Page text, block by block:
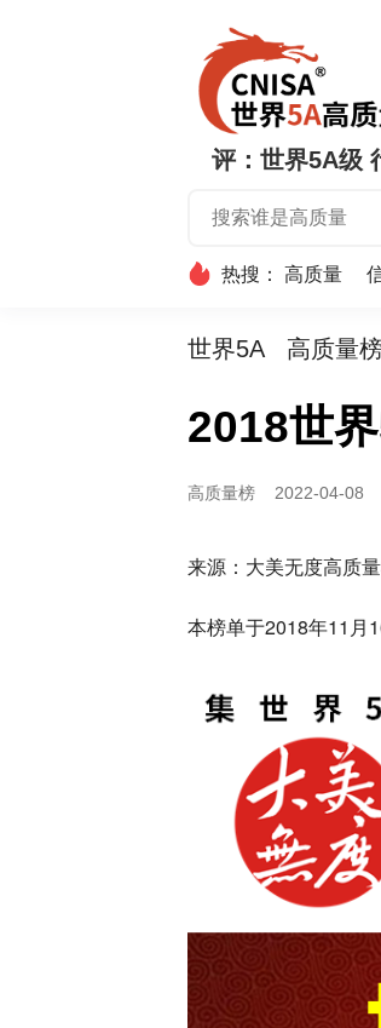
评：世界5A级
热搜： 高质量
世界5A 高质量
2018世
高质量榜 2022-04-08
来源：大美无度高质
本榜单于2018年11月